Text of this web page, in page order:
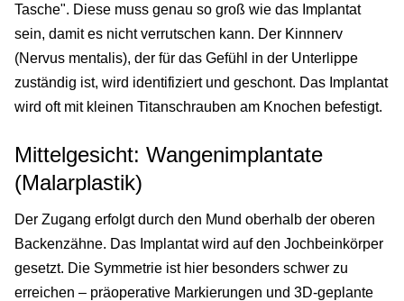
Tasche". Diese muss genau so groß wie das Implantat
sein, damit es nicht verrutschen kann. Der Kinnnerv
(Nervus mentalis), der für das Gefühl in der Unterlippe
zuständig ist, wird identifiziert und geschont. Das Implantat
wird oft mit kleinen Titanschrauben am Knochen befestigt.
Mittelgesicht: Wangenimplantate
(Malarplastik)
Der Zugang erfolgt durch den Mund oberhalb der oberen
Backenzähne. Das Implantat wird auf den Jochbeinkörper
gesetzt. Die Symmetrie ist hier besonders schwer zu
erreichen – präoperative Markierungen und 3D-geplante